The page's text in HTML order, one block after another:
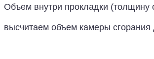
Объем внутри прокладки
высчитаем объем камеры